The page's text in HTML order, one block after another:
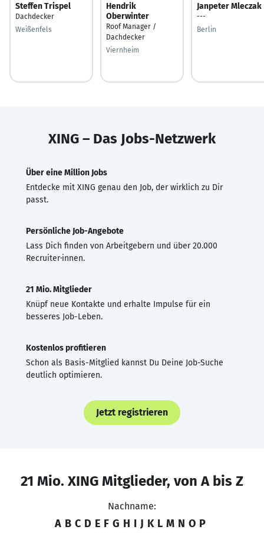
Steffen Trispel
Dachdecker
Weißenfels
Hendrik
Oberwinter
Roof Manager /
Dachdecker
Viernheim
Janpeter Mleczak
---
Berlin
XING – Das Jobs-Netzwerk
Über eine Million Jobs
Entdecke mit XING genau den Job, der wirklich zu Dir
passt.
Persönliche Job-Angebote
Lass Dich finden von Arbeitgebern und über 20.000
Recruiter·innen.
21 Mio. Mitglieder
Knüpf neue Kontakte und erhalte Impulse für ein
besseres Job-Leben.
Kostenlos profitieren
Schon als Basis-Mitglied kannst Du Deine Job-Suche
deutlich optimieren.
Jetzt registrieren
21 Mio. XING Mitglieder, von A bis Z
Nachname:
A B C D E F G H I J K L M N O P